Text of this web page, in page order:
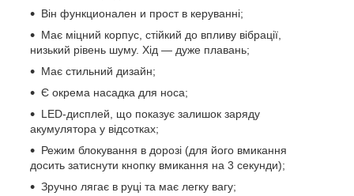
Він функционален и прост в керуванні;
Має міцний корпус, стійкий до впливу вібрації,
низький рівень шуму. Хід — дуже плавань;
Має стильний дизайн;
Є окрема насадка для носа;
LED-дисплей, що показує залишок заряду
акумулятора у відсотках;
Режим блокування в дорозі (для його вмикання
досить затиснути кнопку вмикання на 3 секунди);
Зручно лягає в руці та має легку вагу;